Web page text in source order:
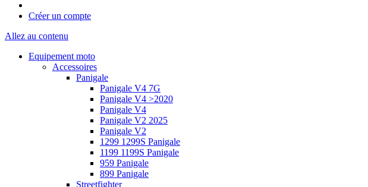
Créer un compte
Allez au contenu
Equipement moto
Accessoires
Panigale
Panigale V4 7G
Panigale V4 >2020
Panigale V4
Panigale V2 2025
Panigale V2
1299 1299S Panigale
1199 1199S Panigale
959 Panigale
899 Panigale
Streetfighter